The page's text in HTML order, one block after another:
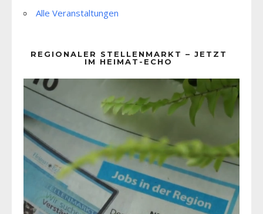
Alle Veranstaltungen
REGIONALER STELLENMARKT – JETZT
IM HEIMAT-ECHO
Player